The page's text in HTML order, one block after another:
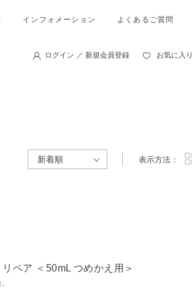
インフォメーション よくあるご質問
ログイン ／ 新規会員登録 お気に入り
表示方法：
ペア ＜50mL つめかえ用＞